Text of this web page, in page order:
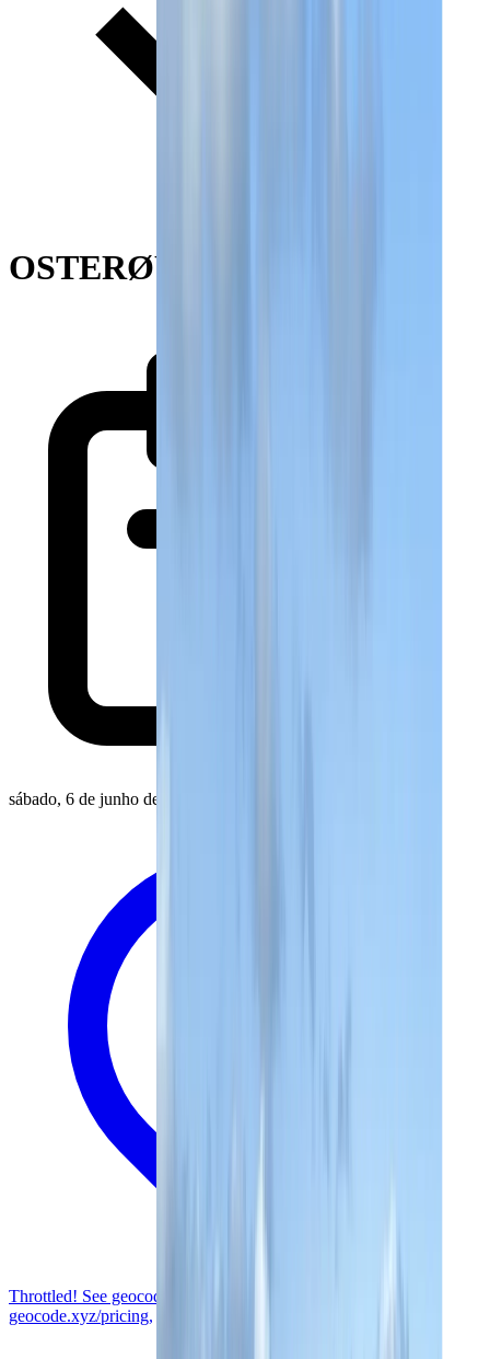
OSTERØY PÅ TVERS
sábado, 6 de junho de 2026
Throttled! See geocode.xyz/pricing, Throttled! See
geocode.xyz/pricing,